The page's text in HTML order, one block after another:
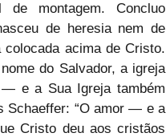
de montagem. Concluo
de heresia nem de
colocada acima de Cristo.
do Salvador, a igreja
e a Sua Igreja também
Schaeffer: “O amor — e a
Cristo deu aos cristãos